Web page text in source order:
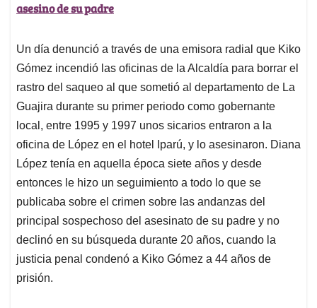
asesino de su padre
Un día denunció a través de una emisora radial que Kiko
Gómez incendió las oficinas de la Alcaldía para borrar el
rastro del saqueo al que sometió al departamento de La
Guajira durante su primer periodo como gobernante
local, entre 1995 y 1997 unos sicarios entraron a la
oficina de López en el hotel Iparú, y lo asesinaron. Diana
López tenía en aquella época siete años y desde
entonces le hizo un seguimiento a todo lo que se
publicaba sobre el crimen sobre las andanzas del
principal sospechoso del asesinato de su padre y no
declinó en su búsqueda durante 20 años, cuando la
justicia penal condenó a Kiko Gómez a 44 años de
prisión.